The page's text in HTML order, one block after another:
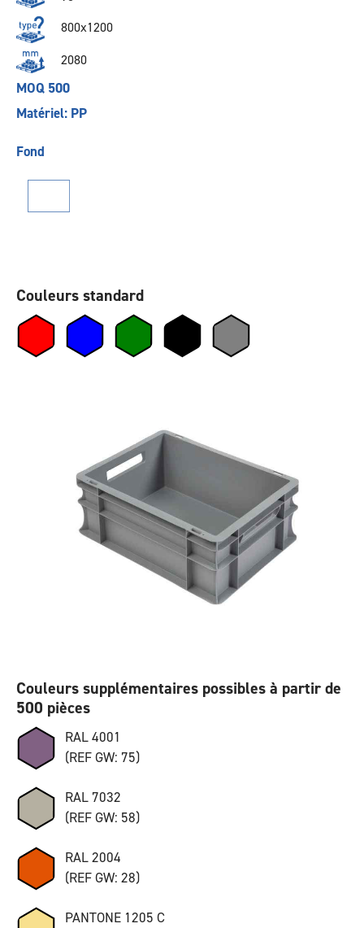
800x1200
2080
MOQ 500
Matériel: PP
Fond
Couleurs standard
Couleurs supplémentaires possibles à partir de
500 pièces
RAL 4001
(REF GW: 75)
RAL 7032
(REF GW: 58)
RAL 2004
(REF GW: 28)
PANTONE 1205 C